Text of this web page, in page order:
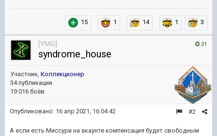
15 1 14 1 3
21
[YMG]
syndrome_house
Участник, Коллекционер
34 публикации
19 016 боёв
#2
Опубликовано: 16 апр 2021, 16:04:42
А если есть Миссури на акаунте компенсация будет свободным